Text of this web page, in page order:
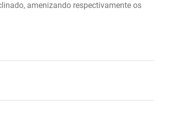
amenizando respectivamente os